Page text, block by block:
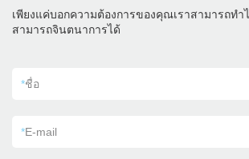
เพียงแค่บอกความต้องการของคุณเราสามารถท
สามารถจินตนาการได้
*ชื่อ
*E-mail